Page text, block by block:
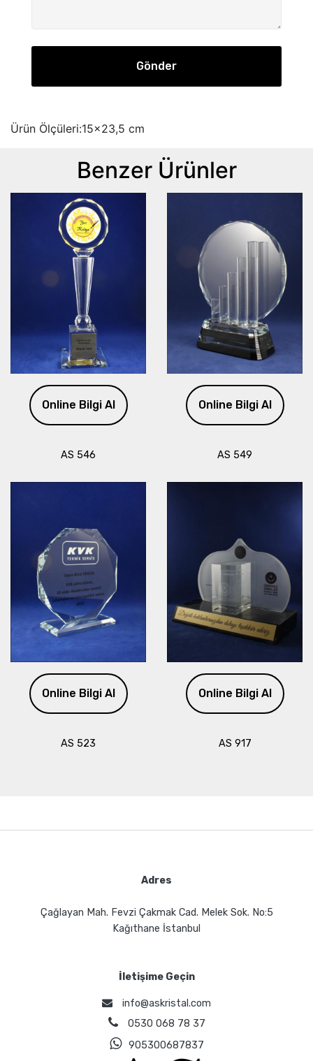
Gönder
Ürün Ölçüleri:15x23,5 cm
Benzer Ürünler
Online Bilgi Al
AS 546
Online Bilgi Al
AS 549
Online Bilgi Al
AS 523
Online Bilgi Al
AS 917
Adres
Çağlayan Mah. Fevzi Çakmak Cad. Melek Sok. No:5
Kağıthane İstanbul
İletişime Geçin
info@askristal.com
0530 068 78 37
905300687837